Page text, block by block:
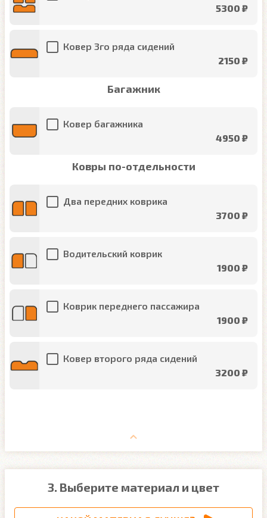
5300 ₽
Ковер 3го ряда сидений
2150 ₽
Багажник
Ковер багажника
4950 ₽
Ковры по-отдельности
Два передних коврика
3700 ₽
Водительский коврик
1900 ₽
Коврик переднего пассажира
1900 ₽
Ковер второго ряда сидений
3200 ₽
3. Выберите материал и цвет